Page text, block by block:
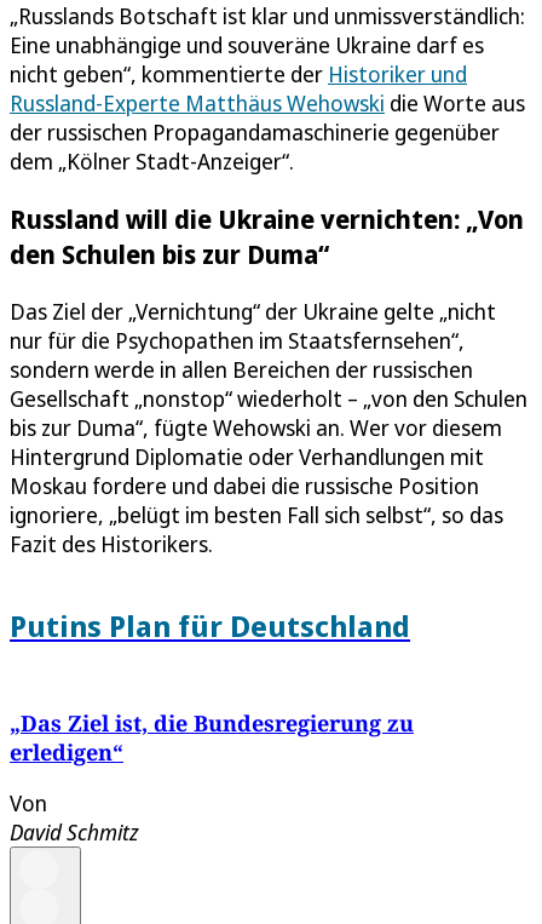
„Russlands Botschaft ist klar und unmissverständlich:
Eine unabhängige und souveräne Ukraine darf es
nicht geben“, kommentierte der Historiker und
Russland-Experte Matthäus Wehowski die Worte aus
der russischen Propagandamaschinerie gegenüber
dem „Kölner Stadt-Anzeiger“.
Russland will die Ukraine vernichten: „Von
den Schulen bis zur Duma“
Das Ziel der „Vernichtung“ der Ukraine gelte „nicht
nur für die Psychopathen im Staatsfernsehen“,
sondern werde in allen Bereichen der russischen
Gesellschaft „nonstop“ wiederholt – „von den Schulen
bis zur Duma“, fügte Wehowski an. Wer vor diesem
Hintergrund Diplomatie oder Verhandlungen mit
Moskau fordere und dabei die russische Position
ignoriere, „belügt im besten Fall sich selbst“, so das
Fazit des Historikers.
Putins Plan für Deutschland
„Das Ziel ist, die Bundesregierung zu
erledigen“
Von
David Schmitz